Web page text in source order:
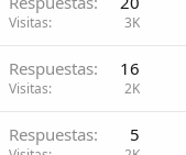
Visitas 3K
Respuestas 16
Visitas 2K
Respuestas 5